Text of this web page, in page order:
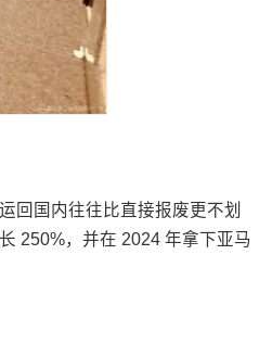
回国内往往比直接报废更不划
250%，并在 2024 年拿下亚马